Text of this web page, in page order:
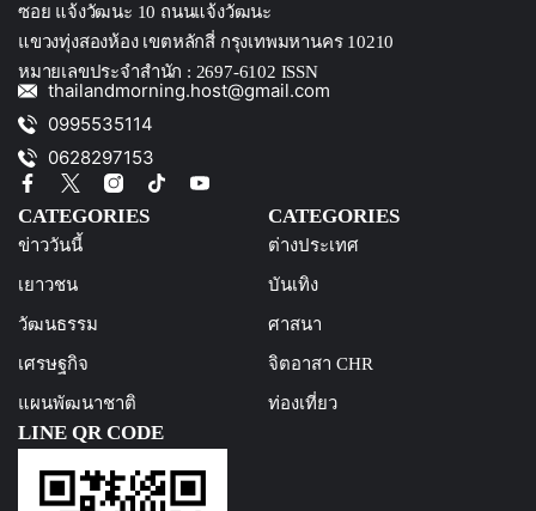
ซอย แจ้งวัฒนะ 10 ถนนแจ้งวัฒนะ
แขวงทุ่งสองห้อง เขตหลักสี่ กรุงเทพมหานคร 10210
หมายเลขประจำสำนัก : 2697-6102 ISSN
thailandmorning.host@gmail.com
0995535114
0628297153
CATEGORIES
ข่าววันนี้
เยาวชน
วัฒนธรรม
เศรษฐกิจ
แผนพัฒนาชาติ
CATEGORIES
ต่างประเทศ
บันเทิง
ศาสนา
จิตอาสา CHR
ท่องเที่ยว
LINE QR CODE